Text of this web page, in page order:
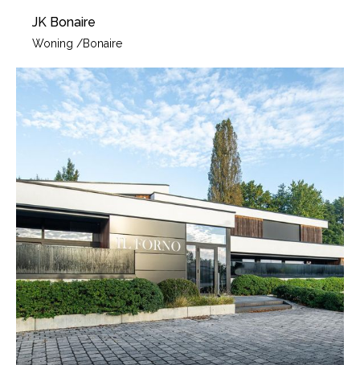
JK Bonaire
Woning /Bonaire